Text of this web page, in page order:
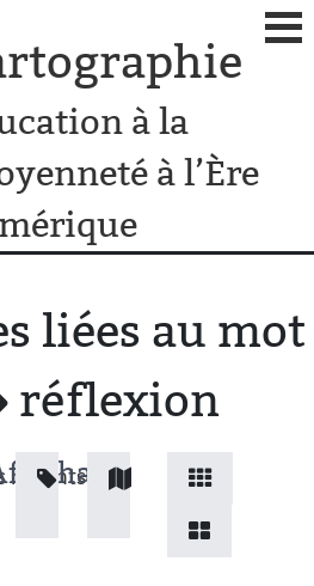
à la
à l’Ère
liées au mot
réflexion
récents